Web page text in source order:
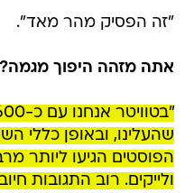
"זה הפסיק מהר מאד".
אתה מזהה היפוך
שהעלינו, ובאופן כללי
הפוסטים הגיעו ליותר
ולייקים. רוב התגובות